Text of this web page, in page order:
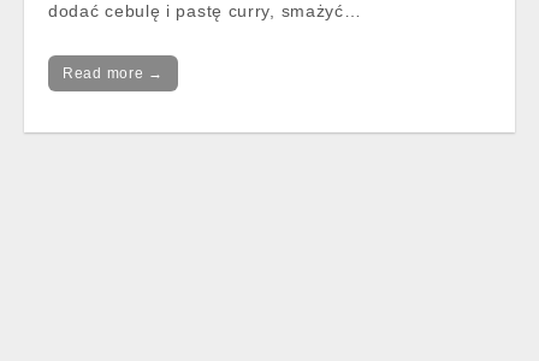
dodać cebulę i pastę curry, smażyć…
Read more →